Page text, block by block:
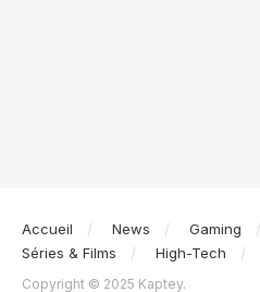
Accueil News Gaming
Séries & Films
High-Tech
Copyright © 2025 Kaptey.